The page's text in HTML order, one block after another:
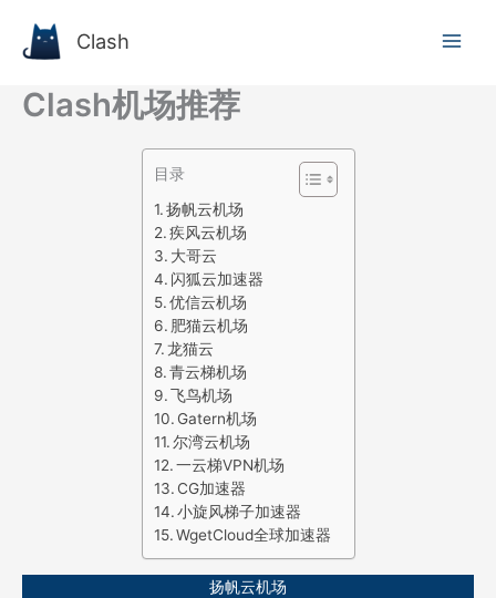
Clash
Clash机场推荐
目录
扬帆云机场
疾风云机场
大哥云
闪狐云加速器
优信云机场
肥猫云机场
龙猫云
青云梯机场
飞鸟机场
Gatern机场
尔湾云机场
一云梯VPN机场
CG加速器
小旋风梯子加速器
WgetCloud全球加速器
扬帆云机场